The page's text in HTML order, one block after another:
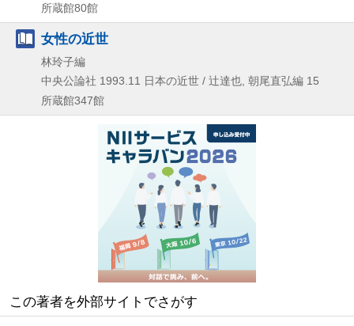
所蔵館80館
女性の近世
林玲子編
中央公論社 1993.11 日本の近世 / 辻達也, 朝尾直弘編 15
所蔵館347館
この著者を外部サイトでさがす